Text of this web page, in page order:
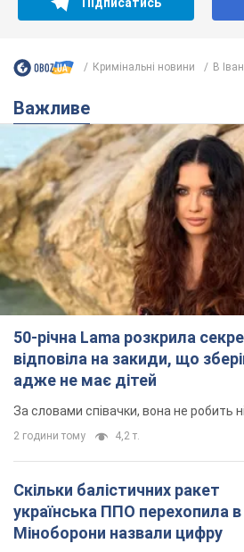
Кримінальні новини В
Важливе
50-річна Lama розкрила
відповіла на закиди, що
адже не має дітей
За словами співачки, вона не робить
2 години тому 4,2 т.
Скільки балістичних ракет
українська ППО перехопила в
Міноборони назвали цифру